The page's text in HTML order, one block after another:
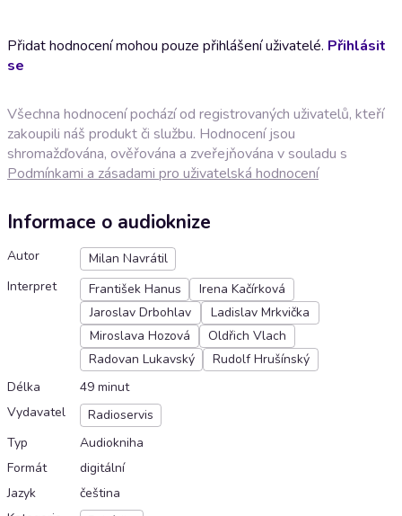
Přidat hodnocení mohou pouze přihlášení uživatelé. Přihlásit
se
Všechna hodnocení pochází od registrovaných uživatelů, kteří
zakoupili náš produkt či službu. Hodnocení jsou
shromažďována, ověřována a zveřejňována v souladu s
Podmínkami a zásadami pro uživatelská hodnocení
Informace o audioknize
Autor
Milan Navrátil
Interpret
František Hanus
Irena Kačírková
Jaroslav Drbohlav
Ladislav Mrkvička
Miroslava Hozová
Oldřich Vlach
Radovan Lukavský
Rudolf Hrušínský
Délka
49 minut
Vydavatel
Radioservis
Typ
Audiokniha
Formát
digitální
Jazyk
čeština